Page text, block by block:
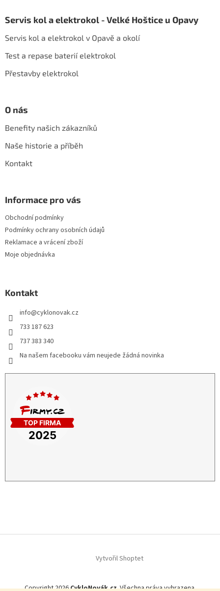
pServis kol a elektrokol - Velké Hoštice u Opavy
Servis kol a elektrokol v Opavě a okolí
Test a repase baterií elektrokol
Přestavby elektrokol
O nás
Benefity našich zákazníků
Naše historie a příběh
Kontakt
Informace pro vás
Obchodní podmínky
Podmínky ochrany osobních údajů
Reklamace a vrácení zboží
Moje objednávka
Kontakt
info@cyklonovak.cz
733 187 623
737 383 340
Na našem facebooku vám neujede žádná novinka
Vytvořil Shoptet
Copyright 2026CykloNovák.cz. Všechna práva vyhrazena.